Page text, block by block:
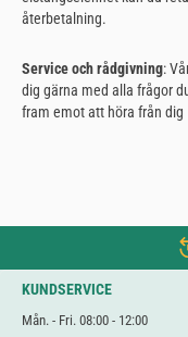
återbetalning.
Service och rådgivning:
dig gärna med alla frågor
fram emot att höra från dig
KUNDSERVICE
Mån. - Fri. 08:00 - 12:00